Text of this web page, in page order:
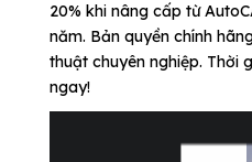
20% khi nâng cấp từ
năm. Bản quyền chính
thuật chuyên nghiệp. Thời
ngay!